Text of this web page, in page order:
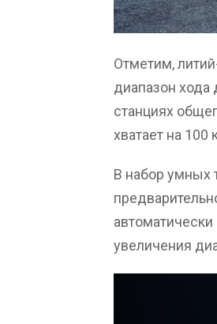
Отметим,
диапазон хода
станциях
хватает на 100
В набор умных
увеличения